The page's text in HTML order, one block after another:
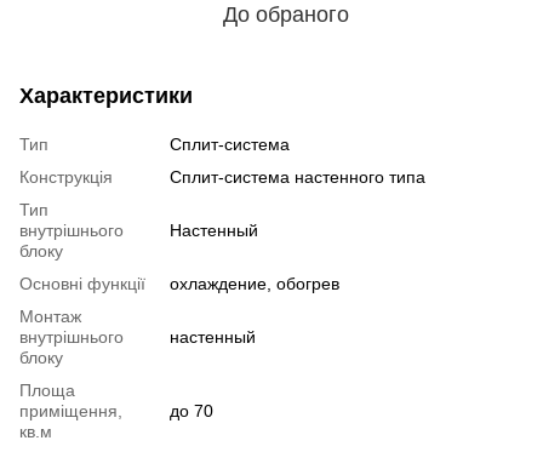
До обраного
Характеристики
Тип
Сплит-система
Конструкція
Cплит-система настенного типа
Тип
внутрішнього
блоку
Настенный
Основні функції
охлаждение, обогрев
Монтаж
внутрішнього
блоку
настенный
Площа
приміщення,
кв.м
до 70